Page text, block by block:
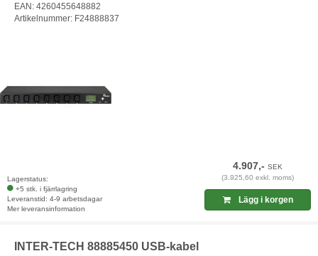
EAN: 4260455648882
Artikelnummer: F24888837
Lagerstatus:
+5 stk. i fjärrlagring
Leveranstid: 4-9 arbetsdagar
Mer leveransinformation
4.907,-SEK
(3.925,60 exkl. moms)
Lägg i korgen
INTER-TECH 88885450 USB-kabel